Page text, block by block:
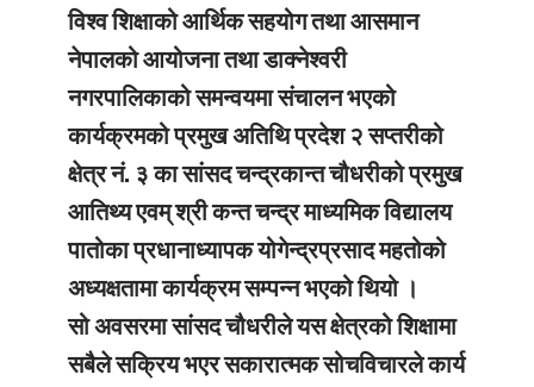
विश्व शिक्षाको आर्थिक सहयोग तथा आसमान
नेपालको आयोजना तथा डाक्नेश्वरी
नगरपालिकाको समन्वयमा संचालन भएको
कार्यक्रमको प्रमुख अतिथि प्रदेश २ सप्तरीको
क्षेत्र नं. ३ का सांसद चन्द्रकान्त चौधरीको प्रमुख
आतिथ्य एवम् श्री कन्त चन्द्र माध्यमिक विद्यालय
पातोका प्रधानाध्यापक योगेन्द्रप्रसाद महतोको
अध्यक्षतामा कार्यक्रम सम्पन्न भएको थियो ।
सो अवसरमा सांसद चौधरीले यस क्षेत्रको शिक्षामा
सबैले सक्रिय भएर सकारात्मक सोचविचारले कार्य